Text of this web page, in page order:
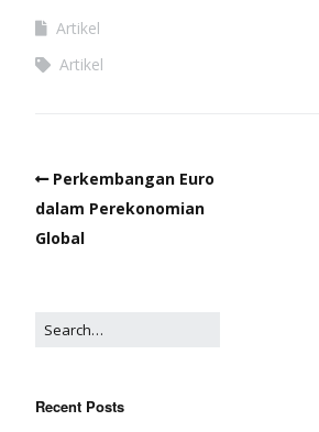
Artikel
Artikel
Perkembangan Euro
dalam Perekonomian
Global
Recent Posts